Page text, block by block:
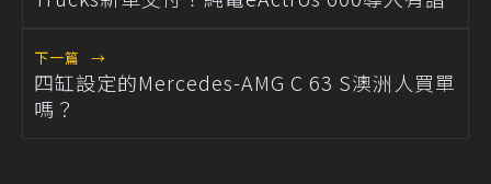
下一篇 →
四缸設定的Mercedes-AMG C 63 S澳洲人買單
嗎？